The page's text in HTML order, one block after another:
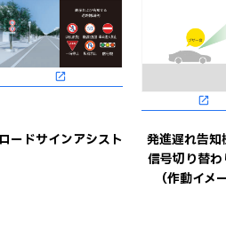
ロードサインアシスト
発進遅れ告知
信号切り替
（作動イメ